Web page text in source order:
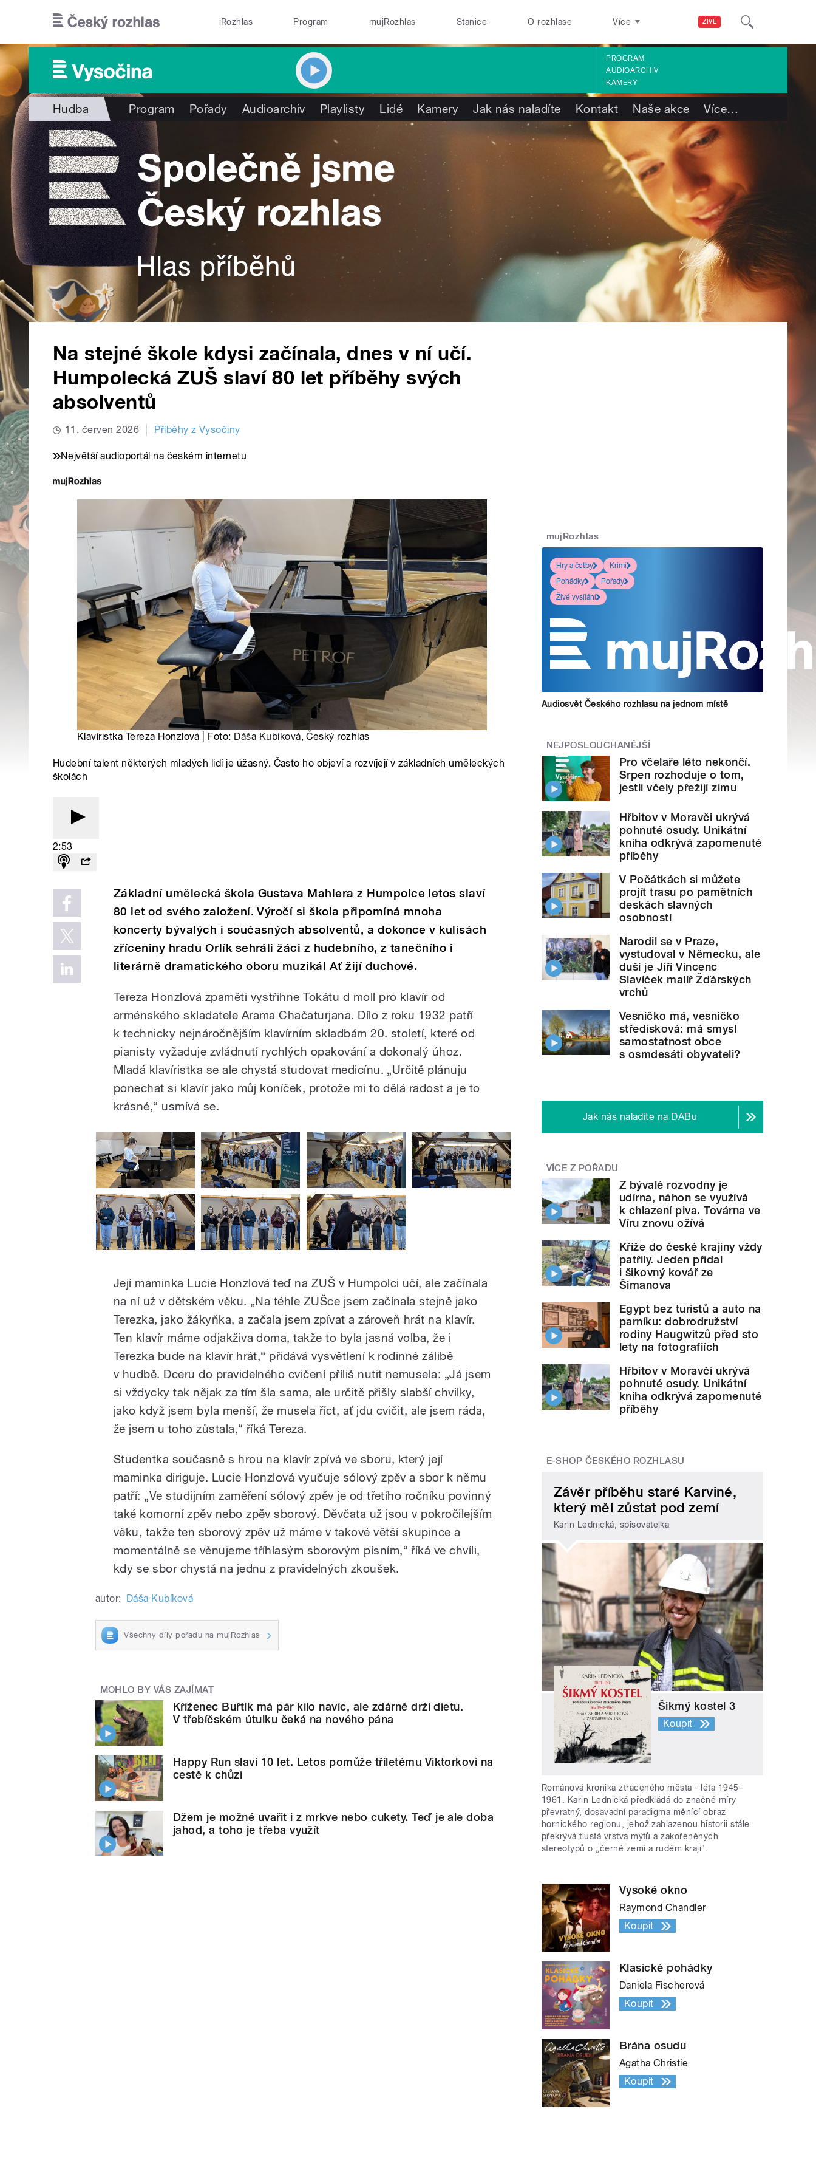
ŽIVĚ
iRozhlas Program mujRozhlas Stanice O rozhlase Více
PROGRAM
AUDIOARCHIV
KAMERY
Hudba Program Pořady Audioarchiv Playlisty Lidé Kamery Jak nás naladíte Kontakt Naše akce Více…
Na stejné škole kdysi začínala, dnes v ní učí.
Humpolecká ZUŠ slaví 80 let příběhy svých
absolventů
11. červen 2026 Příběhy z Vysočiny
Největší audioportál na českém internetu
Klavíristka Tereza Honzlová | Foto: Dáša Kubíková, Český rozhlas
Hudební talent některých mladých lidí je úžasný. Často ho objeví a rozvíjejí v základních uměleckých
školách
2:53
Základní umělecká škola Gustava Mahlera z Humpolce letos slaví
80 let od svého založení. Výročí si škola připomíná mnoha
koncerty bývalých i současných absolventů, a dokonce v kulisách
zříceniny hradu Orlík sehráli žáci z hudebního, z tanečního i
literárně dramatického oboru muzikál Ať žijí duchové.
Tereza Honzlová zpaměti vystřihne Tokátu d moll pro klavír od
arménského skladatele Arama Chačaturjana. Dílo z roku 1932 patří
k technicky nejnáročnějším klavírním skladbám 20. století, které od
pianisty vyžaduje zvládnutí rychlých opakování a dokonalý úhoz.
Mladá klavíristka se ale chystá studovat medicínu. „Určitě plánuju
ponechat si klavír jako můj koníček, protože mi to dělá radost a je to
krásné,“ usmívá se.
Její maminka Lucie Honzlová teď na ZUŠ v Humpolci učí, ale začínala
na ní už v dětském věku. „Na téhle ZUŠce jsem začínala stejně jako
Terezka, jako žákyňka, a začala jsem zpívat a zároveň hrát na klavír.
Ten klavír máme odjakživa doma, takže to byla jasná volba, že i
Terezka bude na klavír hrát,“ přidává vysvětlení k rodinné zálibě
v hudbě. Dceru do pravidelného cvičení příliš nutit nemusela: „Já jsem
si vždycky tak nějak za tím šla sama, ale určitě přišly slabší chvilky,
jako když jsem byla menší, že musela říct, ať jdu cvičit, ale jsem ráda,
že jsem u toho zůstala,“ říká Tereza.
Studentka současně s hrou na klavír zpívá ve sboru, který její
maminka diriguje. Lucie Honzlová vyučuje sólový zpěv a sbor k němu
patří: „Ve studijním zaměření sólový zpěv je od třetího ročníku povinný
také komorní zpěv nebo zpěv sborový. Děvčata už jsou v pokročilejším
věku, takže ten sborový zpěv už máme v takové větší skupince a
momentálně se věnujeme tříhlasým sborovým písním,“ říká ve chvíli,
kdy se sbor chystá na jednu z pravidelných zkoušek.
autor: Dáša Kubíková
Všechny díly pořadu na mujRozhlas
MOHLO BY VÁS ZAJÍMAT
Kříženec Buřtík má pár kilo navíc, ale zdárně drží dietu.
V třebíčském útulku čeká na nového pána
Happy Run slaví 10 let. Letos pomůže tříletému Viktorkovi na
cestě k chůzi
Džem je možné uvařit i z mrkve nebo cukety. Teď je ale doba
jahod, a toho je třeba využít
mujRozhlas
Hry a četby
Krimi
Pohádky
Pořady
Živé vysílání
Audiosvět Českého rozhlasu na jednom místě
NEJPOSLOUCHANĚJŠÍ
Pro včelaře léto nekončí.
Srpen rozhoduje o tom,
jestli včely přežijí zimu
Hřbitov v Moravči ukrývá
pohnuté osudy. Unikátní
kniha odkrývá zapomenuté
příběhy
V Počátkách si můžete
projít trasu po pamětních
deskách slavných
osobností
Narodil se v Praze,
vystudoval v Německu, ale
duší je Jiří Vincenc
Slavíček malíř Žďárských
vrchů
Vesničko má, vesničko
středisková: má smysl
samostatnost obce
s osmdesáti obyvateli?
Jak nás naladíte na DABu
VÍCE Z POŘADU
Z bývalé rozvodny je
udírna, náhon se využívá
k chlazení piva. Továrna ve
Víru znovu ožívá
Kříže do české krajiny vždy
patřily. Jeden přidal
i šikovný kovář ze
Šimanova
Egypt bez turistů a auto na
parníku: dobrodružství
rodiny Haugwitzů před sto
lety na fotografiích
Hřbitov v Moravči ukrývá
pohnuté osudy. Unikátní
kniha odkrývá zapomenuté
příběhy
E-SHOP ČESKÉHO ROZHLASU
Závěr příběhu staré Karviné,
který měl zůstat pod zemí
Karin Lednická, spisovatelka
Šikmý kostel 3
Koupit
Románová kronika ztraceného města - léta 1945–
1961. Karin Lednická předkládá do značné míry
převratný, dosavadní paradigma měnící obraz
hornického regionu, jehož zahlazenou historii stále
překrývá tlustá vrstva mýtů a zakořeněných
stereotypů o „černé zemi a rudém kraji“.
Vysoké okno
Raymond Chandler
Koupit
Klasické pohádky
Daniela Fischerová
Koupit
Brána osudu
Agatha Christie
Koupit